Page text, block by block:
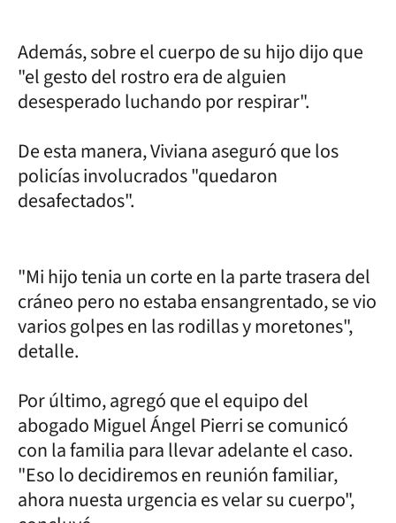
Además, sobre el cuerpo de su hijo dijo que
"el gesto del rostro era de alguien
desesperado luchando por respirar".
De esta manera, Viviana aseguró que los
policías involucrados "quedaron
desafectados".
"Mi hijo tenia un corte en la parte trasera del
cráneo pero no estaba ensangrentado, se vio
varios golpes en las rodillas y moretones",
detalle.
Por último, agregó que el equipo del
abogado Miguel Ángel Pierri se comunicó
con la familia para llevar adelante el caso.
"Eso lo decidiremos en reunión familiar,
ahora nuesta urgencia es velar su cuerpo",